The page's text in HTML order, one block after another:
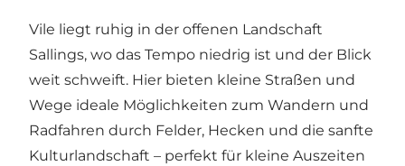
Vile liegt ruhig in der offenen Landschaft
Sallings, wo das Tempo niedrig ist und der Blick
weit schweift. Hier bieten kleine Straßen und
Wege ideale Möglichkeiten zum Wandern und
Radfahren durch Felder, Hecken und die sanfte
Kulturlandschaft – perfekt für kleine Auszeiten